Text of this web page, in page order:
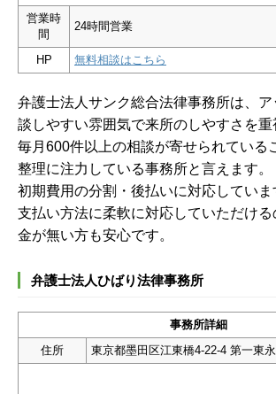
営業時
間
24時間営業
HP 無料相談はこちら
弁護士法人サンク総合法律事務所は、
談しやすい雰囲気で来所のしやすさを重
毎月600件以上の相談が寄せられている
整理に注力している事務所と言えます。
初期費用の分割・後払いに対応してい
支払い方法に柔軟に対応していただけ
金が無い方も安心です。
弁護士法人ひばり法律事務所
事務所詳細
住所
東京都墨田区江東橋4-22-4 第一東